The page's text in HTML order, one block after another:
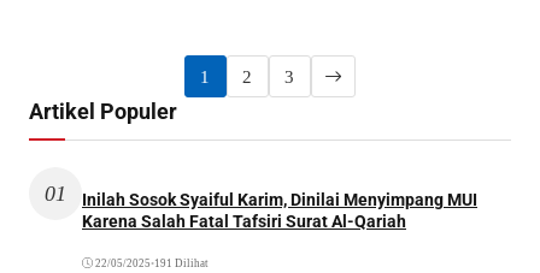
1 2 3
Artikel Populer
01
Inilah Sosok Syaiful Karim, Dinilai Menyimpang MUI
Karena Salah Fatal Tafsiri Surat Al-Qariah
22/05/2025 •191 Dilihat